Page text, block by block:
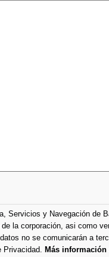
Servicios y Navegación de
sobre su ámbito de interés, y si lo señala, enviarle
no se comunicarán a
Privacidad. Más información